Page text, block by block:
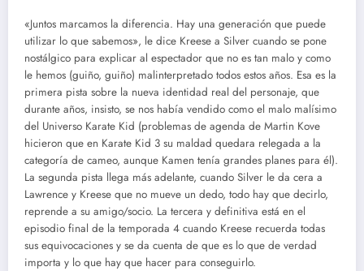
«Juntos marcamos la diferencia. Hay una generación que puede
utilizar lo que sabemos», le dice Kreese a Silver cuando se pone
nostálgico para explicar al espectador que no es tan malo y como
le hemos (guiño, guiño) malinterpretado todos estos años. Esa es la
primera pista sobre la nueva identidad real del personaje, que
durante años, insisto, se nos había vendido como el malo malísimo
del Universo Karate Kid (problemas de agenda de Martin Kove
hicieron que en Karate Kid 3 su maldad quedara relegada a la
categoría de cameo, aunque Kamen tenía grandes planes para él).
La segunda pista llega más adelante, cuando Silver le da cera a
Lawrence y Kreese que no mueve un dedo, todo hay que decirlo,
reprende a su amigo/socio. La tercera y definitiva está en el
episodio final de la temporada 4 cuando Kreese recuerda todas
sus equivocaciones y se da cuenta de que es lo que de verdad
importa y lo que hay que hacer para conseguirlo.